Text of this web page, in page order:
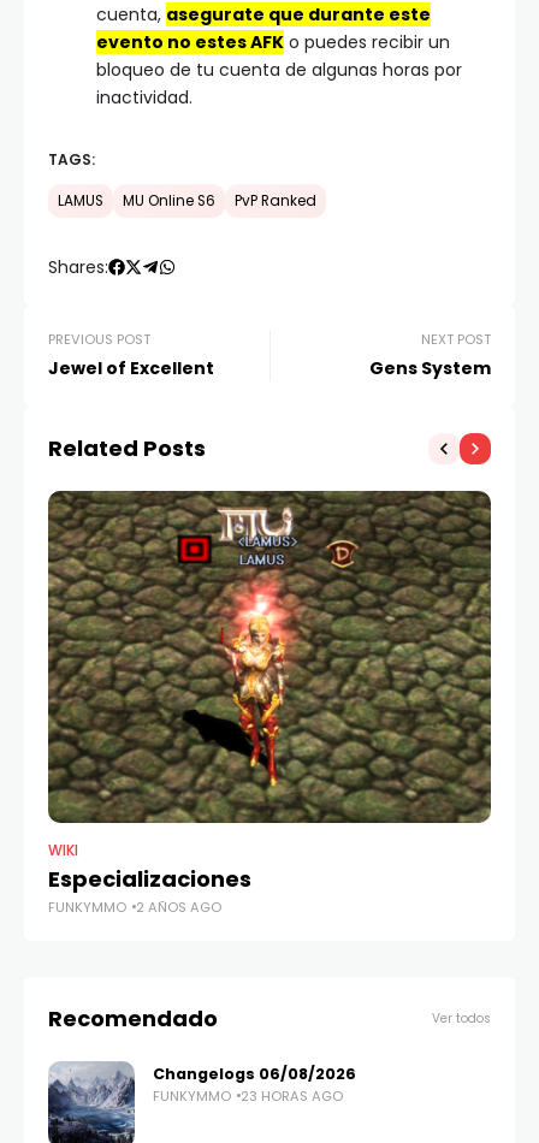
cuenta, asegurate que durante este
evento no estes AFK o puedes recibir un
bloqueo de tu cuenta de algunas horas por
inactividad.
TAGS:
LAMUS MU Online S6 PvP Ranked
Shares:
PREVIOUS POST
Jewel of Excellent
NEXT POST
Gens System
Related Posts
WIKI
Especializaciones
FUNKYMMO 2 AÑOS AGO
Recomendado Ver todos
Changelogs 06/08/2026
FUNKYMMO 23 HORAS AGO